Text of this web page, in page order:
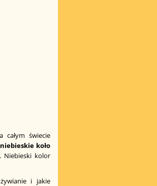
całym świecie
niebieskie koło
Niebieski kolor
i jakie